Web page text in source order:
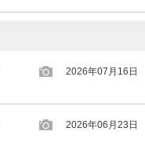
2026年07月16日
2026年06月23日